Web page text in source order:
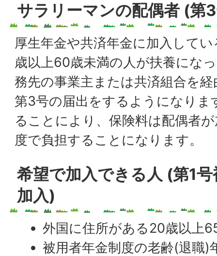
サラリーマンの配偶者 (第
厚生年金や共済年金に加入して
歳以上60歳未満の人が扶養にな
務先の事業主または共済組合を
第3号の届出をするようになりま
ることにより、保険料は配偶者
度で負担することになります。
希望で加入できる人 (第1
加入)
外国に住所がある20歳以上
被用者年金制度の老齢(退職)